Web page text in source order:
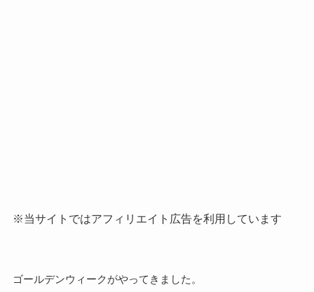
※当サイトではアフィリエイト広告を利用しています
ゴールデンウィークがやってきました。